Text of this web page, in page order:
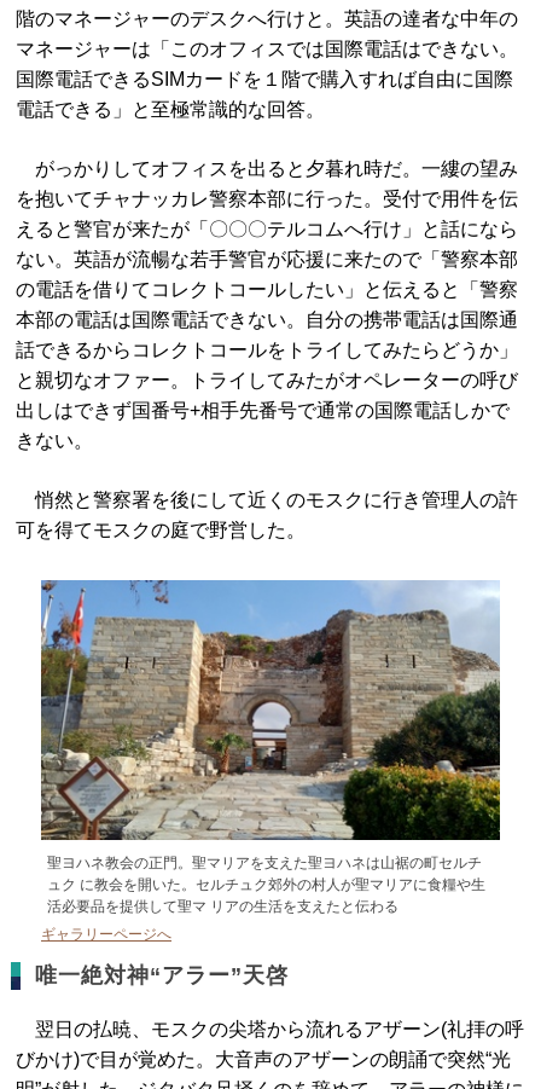
階のマネージャーのデスクへ行けと。英語の達者な中年の
マネージャーは「このオフィスでは国際電話はできない。
国際電話できるSIMカードを１階で購入すれば自由に国際
電話できる」と至極常識的な回答。
がっかりしてオフィスを出ると夕暮れ時だ。一縷の望み
を抱いてチャナッカレ警察本部に行った。受付で用件を伝
えると警官が来たが「〇〇〇テルコムへ行け」と話になら
ない。英語が流暢な若手警官が応援に来たので「警察本部
の電話を借りてコレクトコールしたい」と伝えると「警察
本部の電話は国際電話できない。自分の携帯電話は国際通
話できるからコレクトコールをトライしてみたらどうか」
と親切なオファー。トライしてみたがオペレーターの呼び
出しはできず国番号+相手先番号で通常の国際電話しかで
きない。
悄然と警察署を後にして近くのモスクに行き管理人の許
可を得てモスクの庭で野営した。
聖ヨハネ教会の正門。聖マリアを支えた聖ヨハネは山裾の町セルチ
ュク に教会を開いた。セルチュク郊外の村人が聖マリアに食糧や生
活必要品を提供して聖マ リアの生活を支えたと伝わる
ギャラリーページへ
唯一絶対神“アラー”天啓
翌日の払暁、モスクの尖塔から流れるアザーン(礼拝の呼
びかけ)で目が覚めた。大音声のアザーンの朗誦で突然“光